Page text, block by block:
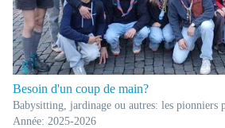
Besoin d'un coup de main?
Babysitting, jardinage ou autres: les pionniers
Année: 2025-2026